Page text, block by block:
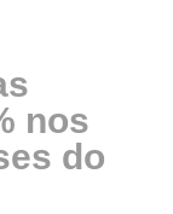
nos
do